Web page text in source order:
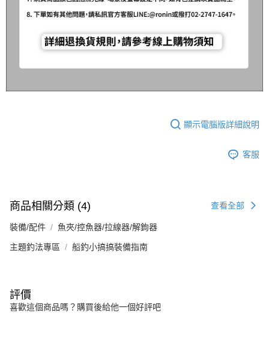
顯示電腦版詳細說明
客服
商品相關分類 (4) 查看全部
裝備/配件 魚夾/控魚器/拉線器/解鉤器
主題釣法專區 船釣小搞搞裝備指南
評價
喜歡這個商品嗎？購買後給他一個好評吧